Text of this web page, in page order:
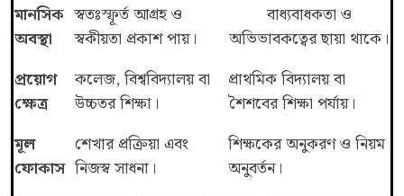
মানসিক
অবস্থা
স্বতঃস্ফূর্ত আগ্রহ ও
স্বকীয়তা প্রকাশ পায়।
বাধ্যবাধকতা ও
অভিভাবকত্বের ছায়া থাকে।
প্রয়োগ
ক্ষেত্র
কলেজ, বিশ্ববিদ্যালয় বা
উচ্চতর শিক্ষা।
প্রাথমিক বিদ্যালয় বা
শৈশবের শিক্ষা পর্যায়।
মূল
ফোকাস
শেখার প্রক্রিয়া এবং
নিজস্ব সাধনা।
শিক্ষকের অনুকরণ ও নিয়ম
অনুবর্তন।